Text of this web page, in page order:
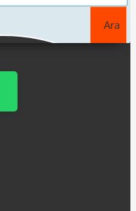
Ara